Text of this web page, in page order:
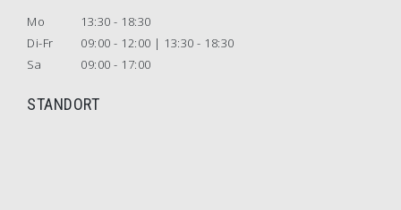
Mo
13:30 - 18:30
Di-Fr
09:00 - 12:00 | 13:30 - 18:30
Sa
09:00 - 17:00
STANDORT